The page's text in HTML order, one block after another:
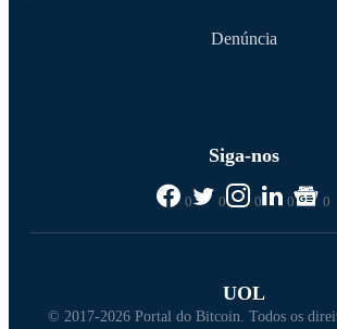
Denúncia
Siga-nos
0 0 0 0 0
UOL
© 2017-2026 Portal do Bitcoin. Todos os